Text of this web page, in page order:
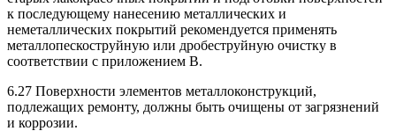
к последующему нанесению металлических и
неметаллических покрытий рекомендуется применять
металлопескоструйную или дробеструйную очистку в
соответствии с приложением В.
6.27 Поверхности элементов металлоконструкций,
подлежащих ремонту, должны быть очищены от загрязнений
и коррозии.